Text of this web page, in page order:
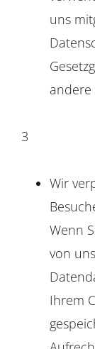
uns
andere
3
Wir
Wenn
von
Ihrem